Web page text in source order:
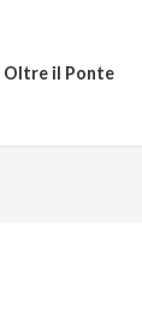
Oltre il Ponte